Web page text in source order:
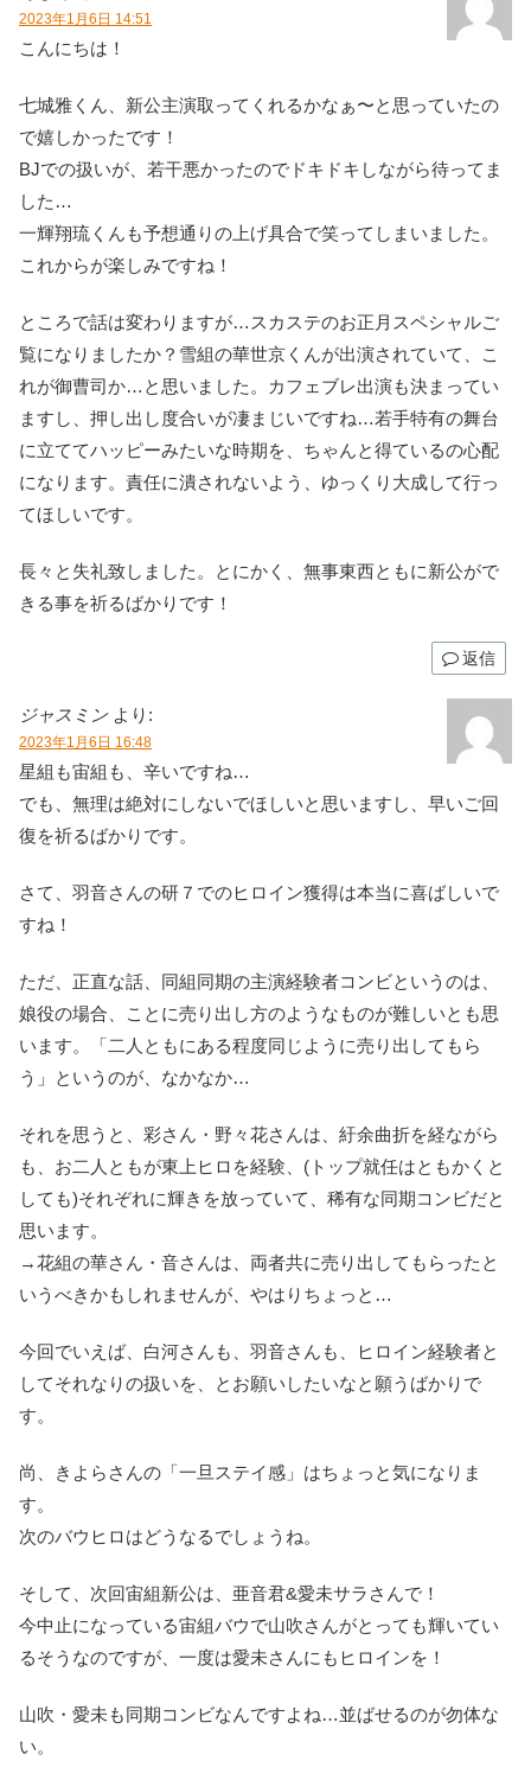
2023年1月6日 14:51
こんにちは！
七城雅くん、新公主演取ってくれるかなぁ〜と思っていたの
で嬉しかったです！
BJでの扱いが、若干悪かったのでドキドキしながら待ってま
した…
一輝翔琉くんも予想通りの上げ具合で笑ってしまいました。
これからが楽しみですね！
ところで話は変わりますが…スカステのお正月スペシャルご
覧になりましたか？雪組の華世京くんが出演されていて、こ
れが御曹司か…と思いました。カフェブレ出演も決まってい
ますし、押し出し度合いが凄まじいですね…若手特有の舞台
に立ててハッピーみたいな時期を、ちゃんと得ているの心配
になります。責任に潰されないよう、ゆっくり大成して行っ
てほしいです。
長々と失礼致しました。とにかく、無事東西ともに新公がで
きる事を祈るばかりです！
返信
ジャスミン より:
2023年1月6日 16:48
星組も宙組も、辛いですね…
でも、無理は絶対にしないでほしいと思いますし、早いご回
復を祈るばかりです。
さて、羽音さんの研７でのヒロイン獲得は本当に喜ばしいで
すね！
ただ、正直な話、同組同期の主演経験者コンビというのは、
娘役の場合、ことに売り出し方のようなものが難しいとも思
います。「二人ともにある程度同じように売り出してもら
う」というのが、なかなか…
それを思うと、彩さん・野々花さんは、紆余曲折を経ながら
も、お二人ともが東上ヒロを経験、(トップ就任はともかくと
しても)それぞれに輝きを放っていて、稀有な同期コンビだと
思います。
→花組の華さん・音さんは、両者共に売り出してもらったと
いうべきかもしれませんが、やはりちょっと…
今回でいえば、白河さんも、羽音さんも、ヒロイン経験者と
してそれなりの扱いを、とお願いしたいなと願うばかりで
す。
尚、きよらさんの「一旦ステイ感」はちょっと気になりま
す。
次のバウヒロはどうなるでしょうね。
そして、次回宙組新公は、亜音君&愛未サラさんで！
今中止になっている宙組バウで山吹さんがとっても輝いてい
るそうなのですが、一度は愛未さんにもヒロインを！
山吹・愛未も同期コンビなんですよね…並ばせるのが勿体な
い。